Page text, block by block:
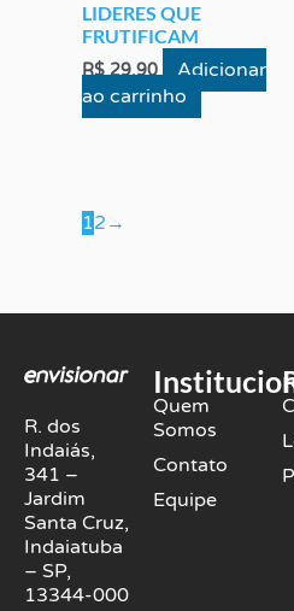
LIDERES QUE
FRUTIFICAM
R$29,90
Adicionar
ao carrinho
12 →
R. dos
Indaiás,
341 –
Jardim
Santa Cruz,
Indaiatuba
– SP,
13344-000
Quem
Somos
Contato
Equipe